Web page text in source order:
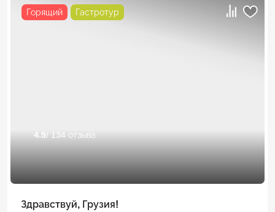
Горящий Гастротур
4.9 / 134 отзыва
Здравствуй, Грузия!